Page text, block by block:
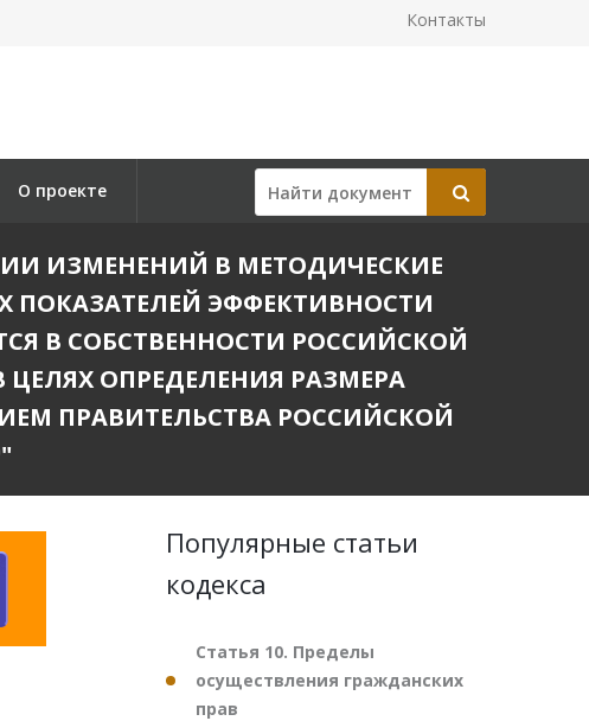
Контакты
О проекте
ИЗМЕНЕНИЙ В МЕТОДИЧЕСКИЕ
ЭФФЕКТИВНОСТИ
В СОБСТВЕННОСТИ РОССИЙСКОЙ
ОПРЕДЕЛЕНИЯ РАЗМЕРА
ПРАВИТЕЛЬСТВА РОССИЙСКОЙ
Популярные статьи
кодекса
Статья 10. Пределы
осуществления гражданских
прав